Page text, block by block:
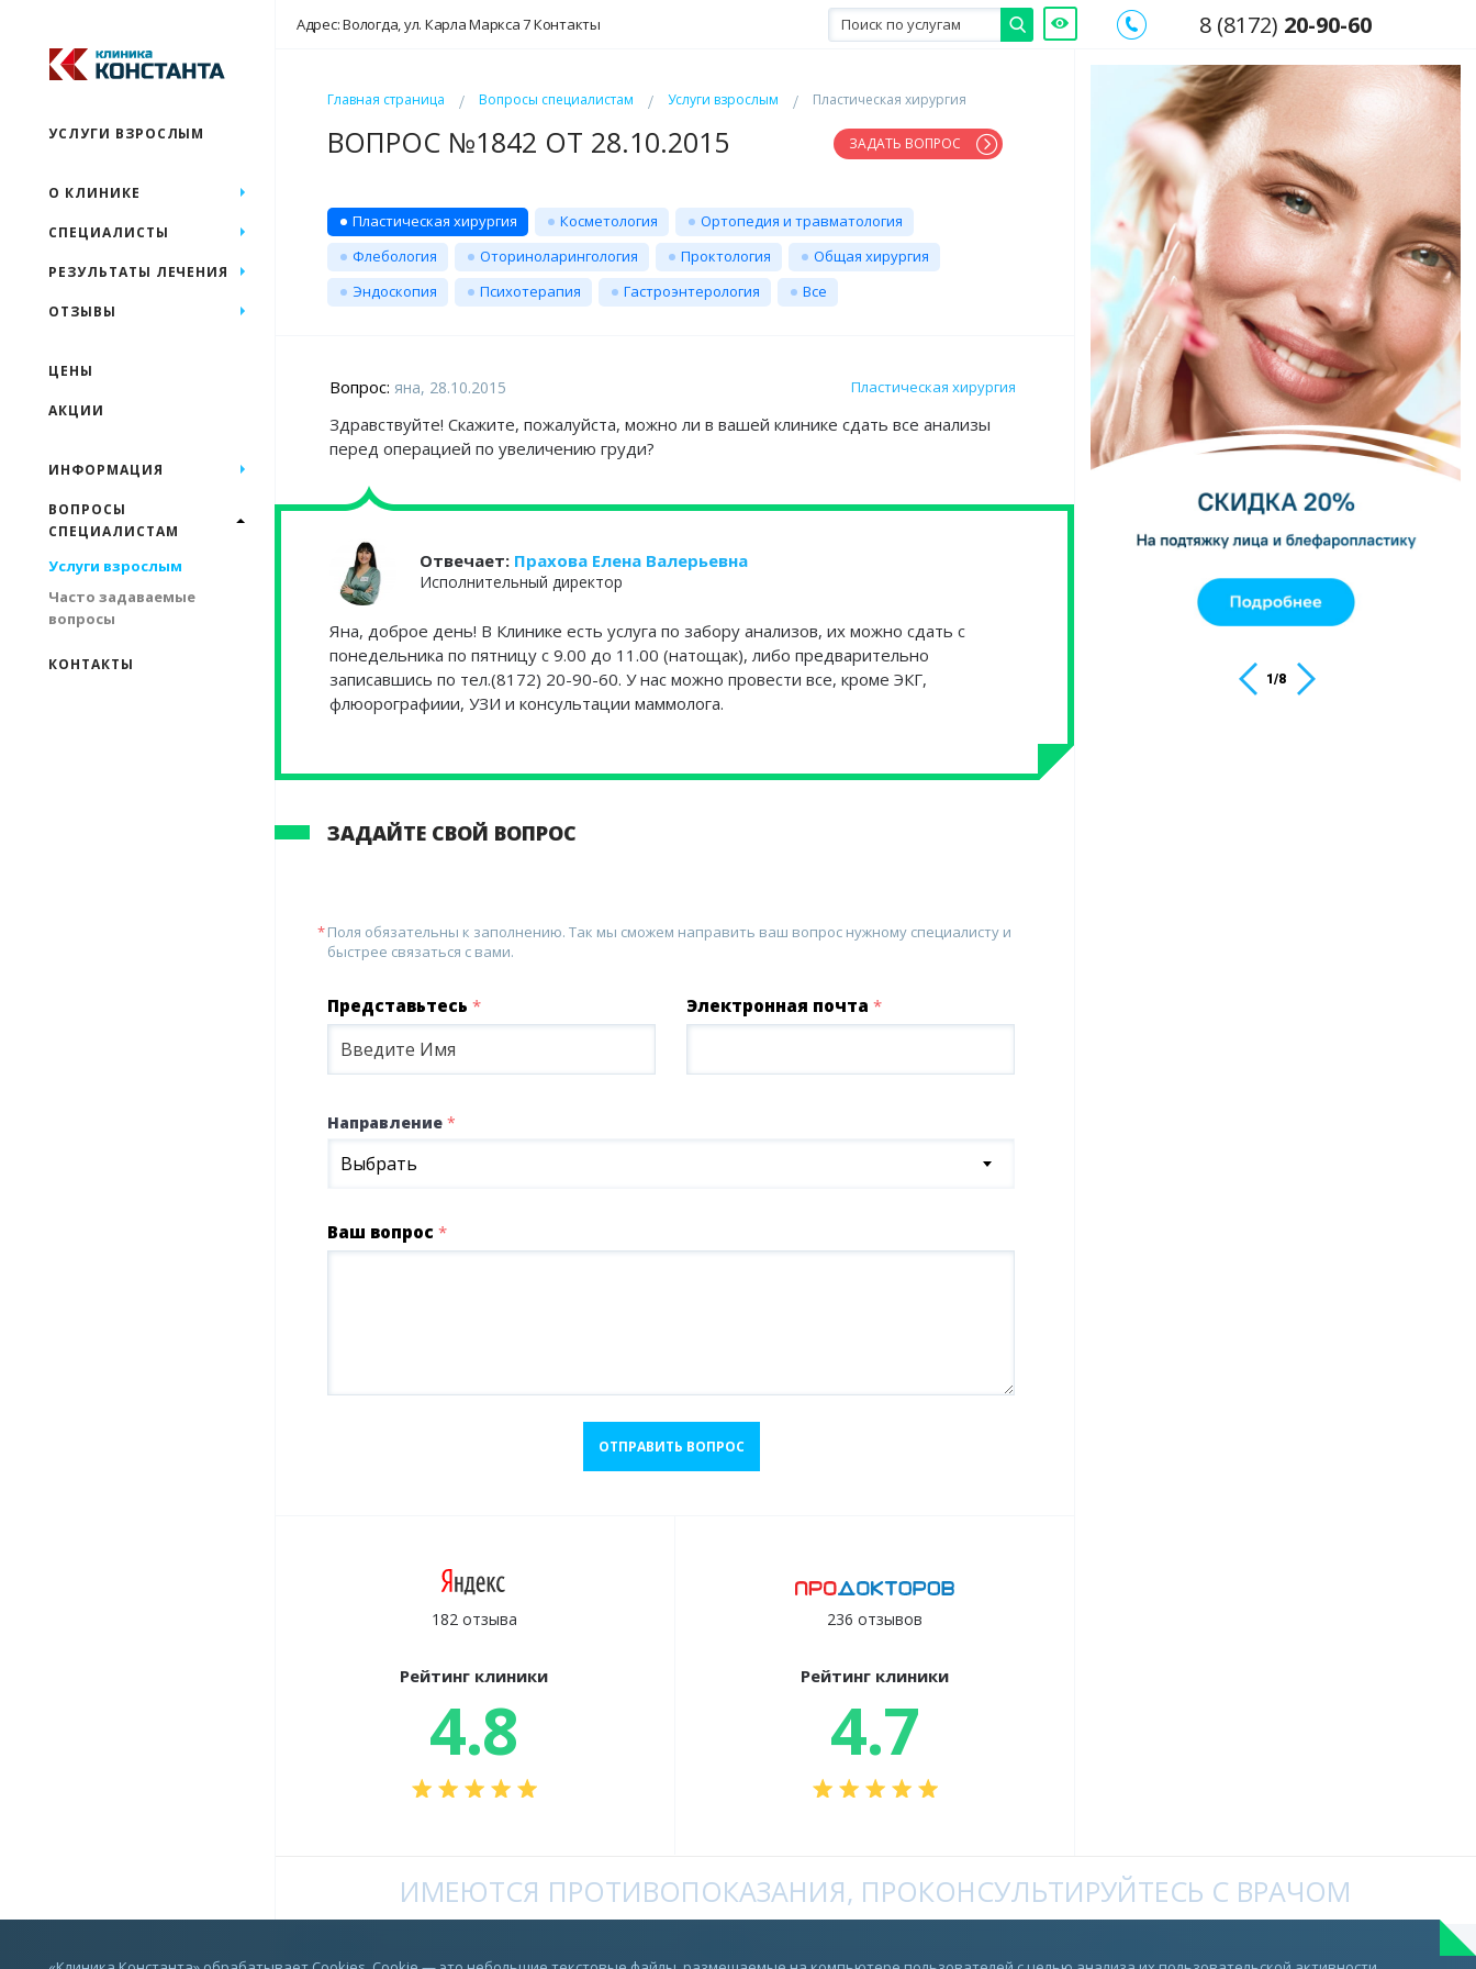
Адрес: Вологда, ул. Карла Маркса 7Контакты 8 (8172) 20-90-60
Главная страница Вопросы специалистам Услуги взрослым Пластическая хирургия
ВОПРОС №1842 ОТ 28.10.2015 ЗАДАТЬ ВОПРОС
Пластическая хирургия Косметология
Ортопедия и травматология
Флебология
Оториноларингология Проктология
Общая хирургия
Эндоскопия
Психотерапия Гастроэнтерология Все
Вопрос: яна, 28.10.2015 Пластическая хирургия
Здравствуйте! Скажите, пожалуйста, можно ли в вашей клинике сдать все анализы
перед операцией по увеличению груди?
Отвечает: Прахова Елена Валерьевна
Исполнительный директор
Яна, доброе день! В Клинике есть услуга по забору анализов, их можно сдать с
понедельника по пятницу с 9.00 до 11.00 (натощак), либо предварительно
записавшись по тел.(8172) 20-90-60. У нас можно провести все, кроме ЭКГ,
флюорографиии, УЗИ и консультации маммолога.
ЗАДАЙТЕ СВОЙ ВОПРОС
Поля обязательны к заполнению. Так мы сможем направить ваш вопрос нужному специалисту и
быстрее связаться с вами.
Представьтесь * Электронная почта*
Направление *
Выбрать
Ваш вопрос *
ОТПРАВИТЬ ВОПРОС
182 отзыва
Рейтинг клиники
4.8
236 отзывов
Рейтинг клиники
4.7
1/8
УСЛУГИ ВЗРОСЛЫМ
О КЛИНИКЕ
СПЕЦИАЛИСТЫ
РЕЗУЛЬТАТЫ ЛЕЧЕНИЯ
ОТЗЫВЫ
ЦЕНЫ
АКЦИИ
ИНФОРМАЦИЯ
ВОПРОСЫ
СПЕЦИАЛИСТАМ
Услуги взрослым
Часто задаваемые
вопросы
КОНТАКТЫ
ИМЕЮТСЯ ПРОТИВОПОКАЗАНИЯ, ПРОКОНСУЛЬТИРУЙТЕСЬ С ВРАЧОМ